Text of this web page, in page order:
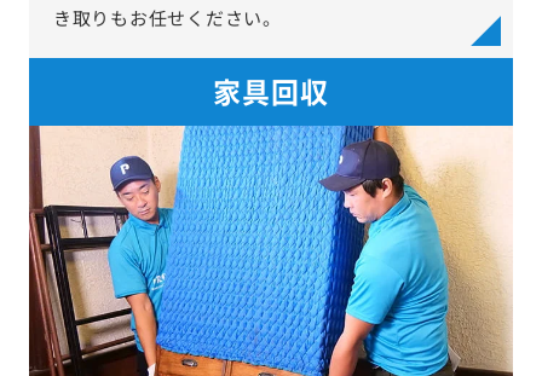
き取りもお任せください。
家具回収